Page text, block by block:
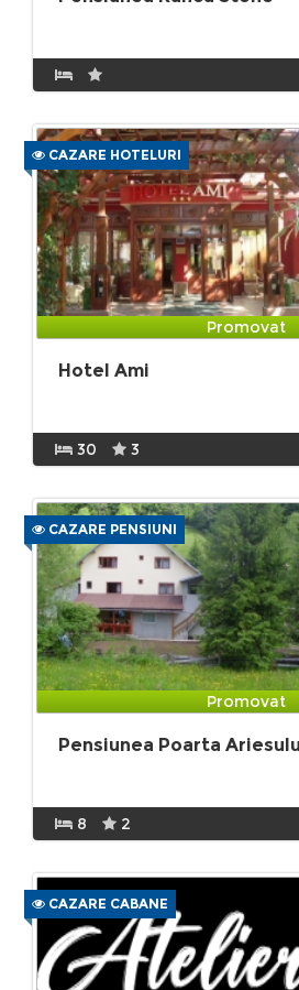
CAZARE HOTELURI
Promovat
Hotel Ami
30 3
CAZARE PENSIUNI
Promovat
Pensiunea Poarta
8 2
CAZARE CABANE